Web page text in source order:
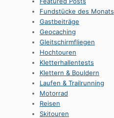
Fundstücke des Monats
Gastbeiträge
Geocaching
Gleitschirmfliegen
Hochtouren
Kletterhallentests
Klettern & Bouldern
Laufen & Trailrunning
Motorrad
Reisen
Skitouren